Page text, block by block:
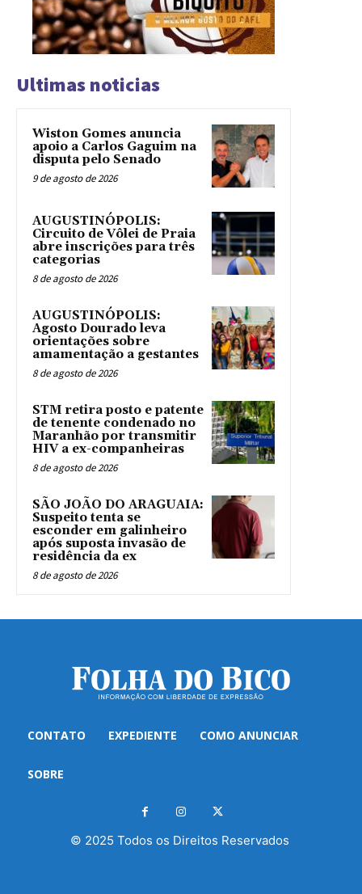
Ultimas noticias
Wiston Gomes anuncia
apoio a Carlos Gaguim na
disputa pelo Senado
9 de agosto de 2026
AUGUSTINÓPOLIS:
Circuito de Vôlei de Praia
abre inscrições para três
categorias
8 de agosto de 2026
AUGUSTINÓPOLIS:
Agosto Dourado leva
orientações sobre
amamentação a gestantes
8 de agosto de 2026
STM retira posto e patente
de tenente condenado no
Maranhão por transmitir
HIV a ex-companheiras
8 de agosto de 2026
SÃO JOÃO DO ARAGUAIA:
Suspeito tenta se
esconder em galinheiro
após suposta invasão de
residência da ex
8 de agosto de 2026
CONTATO EXPEDIENTE COMO ANUNCIAR
SOBRE
© 2025 Todos os Direitos Reservados